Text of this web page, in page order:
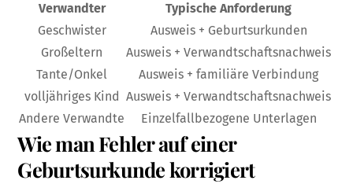
Verwandter
Typische Anforderung
Geschwister
Ausweis + Geburtsurkunden
Großeltern
Ausweis + Verwandtschaftsnachweis
Tante/Onkel
Ausweis + familiäre Verbindung
volljähriges Kind
Ausweis + Verwandtschaftsnachweis
Andere Verwandte
Einzelfallbezogene Unterlagen
Wie man Fehler auf einer
Geburtsurkunde korrigiert